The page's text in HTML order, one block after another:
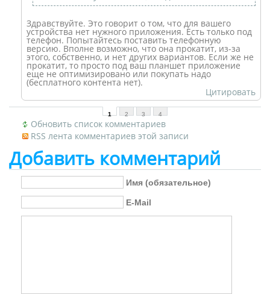
Здравствуйте. Это говорит о том, что для вашего
устройства нет нужного приложения. Есть только под
телефон. Попытайтесь поставить телефонную
версию. Вполне возможно, что она прокатит, из-за
этого, собственно, и нет других вариантов. Если же не
прокатит, то просто под ваш планшет приложение
еще не оптимизировано или покупать надо
(бесплатного контента нет).
Цитировать
1 2 3 4
Обновить список комментариев
RSS лента комментариев этой записи
Добавить комментарий
Имя (обязательное)
E-Mail